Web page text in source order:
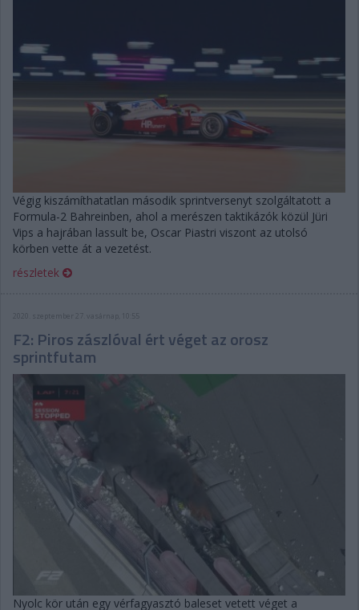
Végig kiszámíthatatlan második sprintversenyt szolgáltatott a
Formula-2 Bahreinben, ahol a merészen taktikázók közül Jüri
Vips a hajrában lassult be, Oscar Piastri viszont az utolsó
körben vette át a vezetést.
részletek
2020. szeptember 27. vasárnap, 10:55
F2: Piros zászlóval ért véget az orosz
sprintfutam
Nyolc kör után egy vérfagyasztó baleset vetett véget a